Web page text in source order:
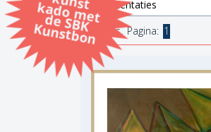
k
d
K17 items. Pagina: 1